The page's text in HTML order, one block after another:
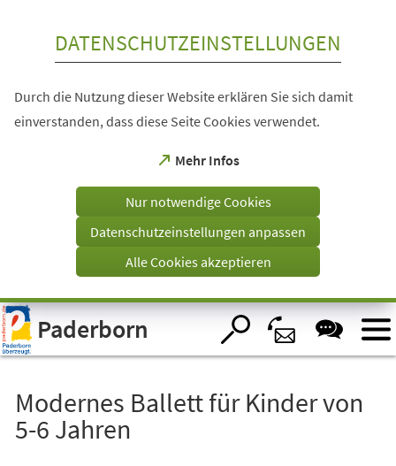
Visuelle
Assistenzsoftware
öffnen.
DATENSCHUTZEINSTELLUNGEN
Durch die Nutzung dieser Website erklären Sie sich damit
einverstanden, dass diese Seite Cookies verwendet.
Mehr Infos
(Öffnet
einem
Tab)
Nur notwendige Cookies
Datenschutzeinstellungen anpassen
Alle Cookies akzeptieren
Paderborn
Modernes Ballett für Kinder von
5-6 Jahren